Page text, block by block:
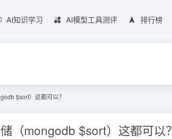
AI知识学习 AI模型工具测评 排行榜
$sort）这都可以？
（mongodb $sort）这都可以？